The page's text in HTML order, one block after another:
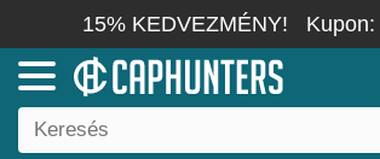
15% KEDVEZMÉNY! Kupon: